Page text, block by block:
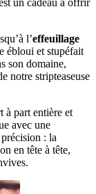
l’effeuillage
ébloui et stupéfait
son domaine,
notre stripteaseuse
à part entière et
avec une
: la
en tête à tête,